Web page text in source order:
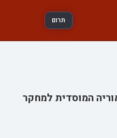
תרום
המוסדית למחקר